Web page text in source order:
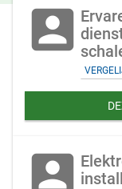
account_box
account_box